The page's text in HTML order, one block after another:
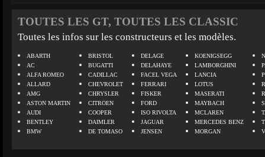
TOUTES LES GT, TOUTES LES CLASSIC
Toutes les infos sur les constructeurs et les modèles.
ABARTH
AC
ALFA ROMEO
ALLARD
AMG
ASTON MARTIN
AUDI
BENTLEY
BMW
BRISTOL
BUGATTI
CADILLAC
CHEVROLET
CHRYSLER
CITROEN
COOPER
DAIMLER
DE TOMASO
DELAGE
DELAHAYE
FACEL VEGA
FERRARI
FISKER
FORD
ISO RIVOLTA
JAGUAR
JENSEN
KOENIGSEGG
LAMBORGHINI
LANCIA
LOTUS
MASERATI
MAYBACH
MCLAREN
MERCEDES BENZ
MORGAN